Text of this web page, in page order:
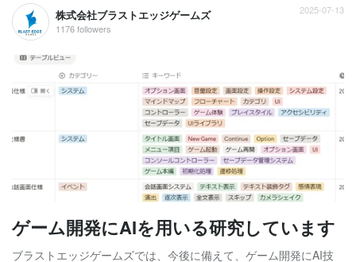
株式会社ブラストエッジゲームズ
1176 followers
2025-07-13
ゲーム開発にAIを用いる研究しています
ブラストエッジゲームズでは、今後に備えて、ゲーム開発にAI技